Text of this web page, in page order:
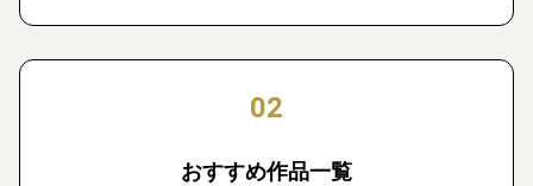
02
おすすめ作品一覧